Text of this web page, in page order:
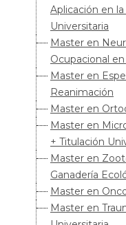
Aplicación en
Universitaria
Master en
Ocupacional
Master en
Reanimación
Master en
Master en
+ Titulación
Master en
Ganadería
Master en
Master en